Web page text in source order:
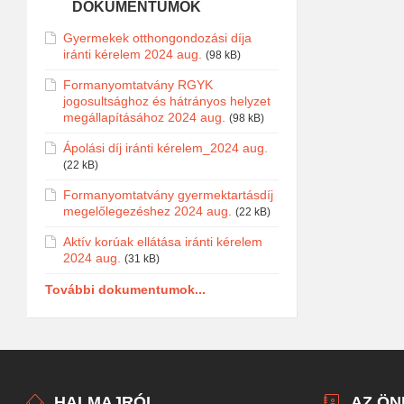
DOKUMENTUMOK
Gyermekek otthongondozási díja
iránti kérelem 2024 aug. (98 kB)
Formanyomtatvány RGYK
jogosultsághoz és hátrányos helyzet
megállapításához 2024 aug. (98 kB)
Ápolási díj iránti kérelem_2024 aug.
(22 kB)
Formanyomtatvány gyermektartásdíj
megelőlegezéshez 2024 aug. (22 kB)
Aktív korúak ellátása iránti kérelem
2024 aug. (31 kB)
További dokumentumok...